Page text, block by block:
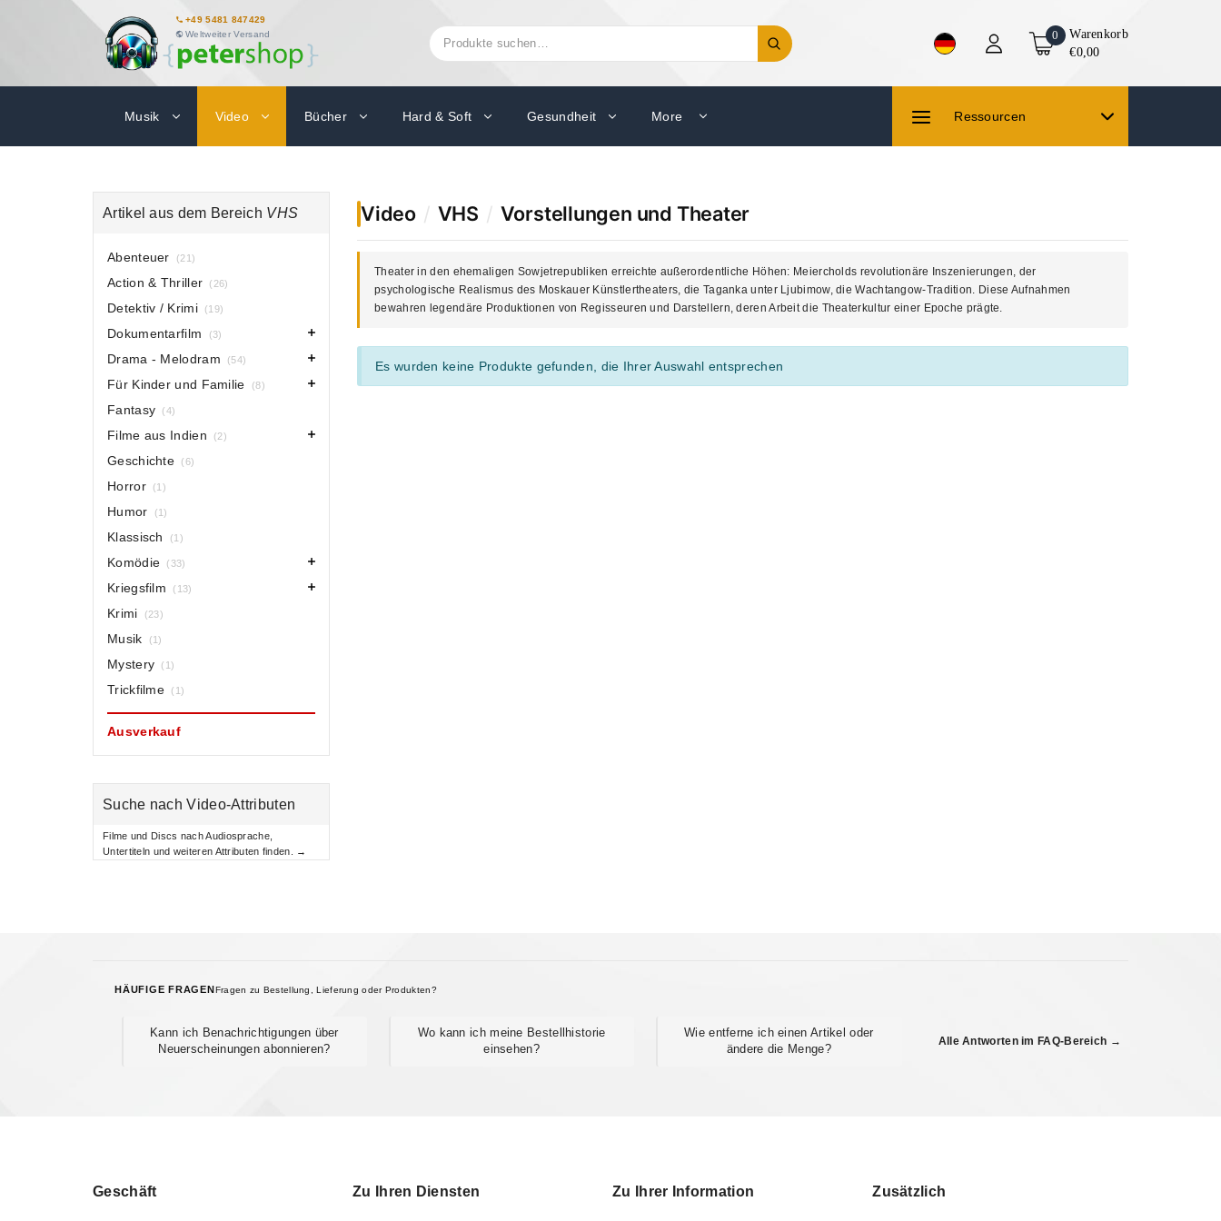
+49 5481 847429
Weltweiter Versand
Suchen
nach:
0
Warenkorb
€0,00
Musik Video Bücher Hard & Soft Gesundheit More Ressourcen
Video / VHS / Vorstellungen und Theater
Theater in den ehemaligen Sowjetrepubliken erreichte außerordentliche Höhen: Meiercholds revolutionäre Inszenierungen, der
psychologische Realismus des Moskauer Künstlertheaters, die Taganka unter Ljubimow, die Wachtangow-Tradition. Diese Aufnahmen
bewahren legendäre Produktionen von Regisseuren und Darstellern, deren Arbeit die Theaterkultur einer Epoche prägte.
Es wurden keine Produkte gefunden, die Ihrer Auswahl entsprechen
Artikel aus dem Bereich VHS
Abenteuer (21)
Action & Thriller (26)
Detektiv / Krimi (19)
Dokumentarfilm (3)
Drama - Melodram (54)
Für Kinder und Familie (8)
Fantasy (4)
Filme aus Indien (2)
Geschichte (6)
Horror (1)
Humor (1)
Klassisch (1)
Komödie (33)
Kriegsfilm (13)
Krimi (23)
Musik (1)
Mystery (1)
Trickfilme (1)
Ausverkauf
Suche nach Video-Attributen
Filme und Discs nach Audiosprache,
Untertiteln und weiteren Attributen finden. →
HÄUFIGE FRAGENFragen zu Bestellung, Lieferung oder Produkten?
Kann ich Benachrichtigungen über
Neuerscheinungen abonnieren?
Wo kann ich meine Bestellhistorie
einsehen?
Wie entferne ich einen Artikel oder
ändere die Menge?
Alle Antworten im FAQ-Bereich →
Geschäft Zu Ihren Diensten Zu Ihrer Information Zusätzlich